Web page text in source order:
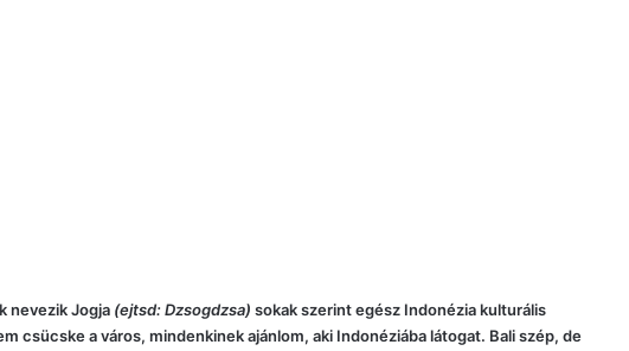
nevezik Jogja (ejtsd: Dzsogdzsa) sokak szerint egész Indonézia kulturális
csücske a város, mindenkinek ajánlom, aki Indonéziába látogat. Bali szép, de